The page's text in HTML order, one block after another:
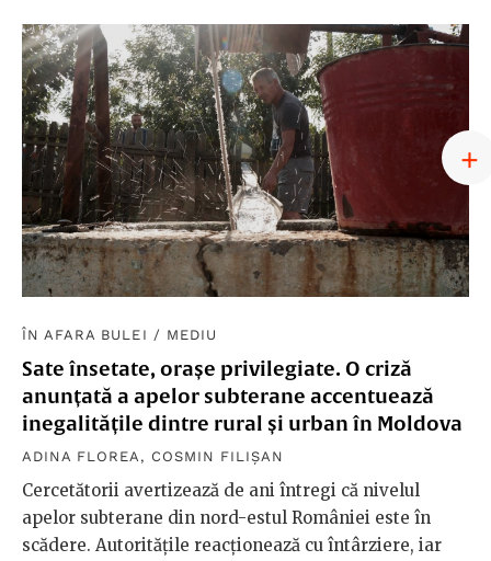
ÎN AFARA BULEI / MEDIU
Sate însetate, orașe privilegiate. O criză
anunțată a apelor subterane accentuează
inegalitățile dintre rural și urban în Moldova
ADINA FLOREA , COSMIN FILIȘAN
Cercetătorii avertizează de ani întregi că nivelul
apelor subterane din nord-estul României este în
scădere. Autoritățile reacționează cu întârziere, iar